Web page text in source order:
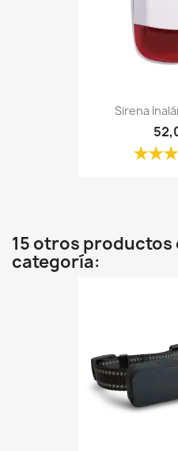
Sirena
15 otros productos
categoría: